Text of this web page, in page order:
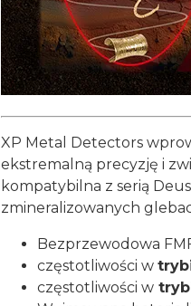
XP Metal Detectors
ekstremalną precyzję i
kompatybilna z serią
zmineralizowanych
Bezprzewodowa
częstotliwości w
częstotliwości w